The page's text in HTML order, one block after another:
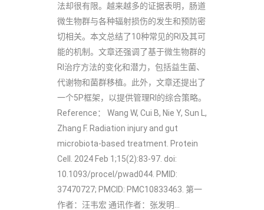
法却很有限。越来越多的证据表明，肠道
微生物群与各种辐射损伤的发生和预防密
切相关。本文总结了10种常见的RI及其可
能的机制。文章还强调了基于微生物群的
RI治疗方法的变化和潜力，包括益生菌、
代谢物和菌群移植。此外，文章还提出了
一个5P框架，以提供管理RI的综合策略。
Reference： Wang W, Cui B, Nie Y, Sun L,
Zhang F. Radiation injury and gut
microbiota-based treatment. Protein
Cell. 2024 Feb 1;15(2):83-97. doi:
10.1093/procel/pwad044. PMID:
37470727; PMCID: PMC10833463. 第一
作者：汪韦宏 通讯作者：张发明...